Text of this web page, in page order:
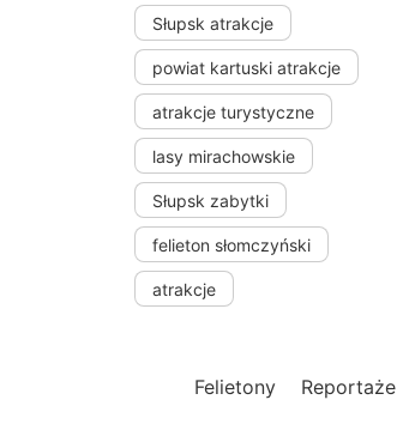
Słupsk atrakcje
powiat kartuski atrakcje
atrakcje turystyczne
lasy mirachowskie
Słupsk zabytki
felieton słomczyński
atrakcje
Felietony Reportaże